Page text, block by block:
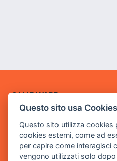
GAME WARP
BY POWER GAME SRL
Sede Legale
via Villaggio dei Platani, 3
- 25014 Castenedolo, Brescia
Questo sito usa Cookies
Questo sito utilizza cookies
cookies esterni, come ad
per capire come interagisci
vengono utilizzati solo